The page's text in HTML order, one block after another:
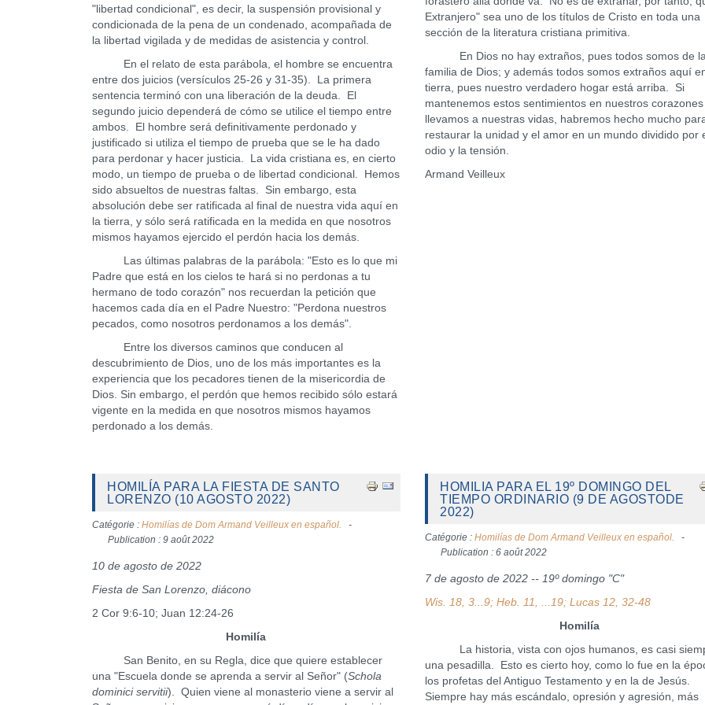
"libertad condicional", es decir, la suspensión provisional y
condicionada de la pena de un condenado, acompañada de
la libertad vigilada y de medidas de asistencia y control.
En el relato de esta parábola, el hombre se encuentra
entre dos juicios (versículos 25-26 y 31-35). La primera
sentencia terminó con una liberación de la deuda. El
segundo juicio dependerá de cómo se utilice el tiempo entre
ambos. El hombre será definitivamente perdonado y
justificado si utiliza el tiempo de prueba que se le ha dado
para perdonar y hacer justicia. La vida cristiana es, en cierto
modo, un tiempo de prueba o de libertad condicional. Hemos
sido absueltos de nuestras faltas. Sin embargo, esta
absolución debe ser ratificada al final de nuestra vida aquí en
la tierra, y sólo será ratificada en la medida en que nosotros
mismos hayamos ejercido el perdón hacia los demás.
Las últimas palabras de la parábola: "Esto es lo que mi
Padre que está en los cielos te hará si no perdonas a tu
hermano de todo corazón" nos recuerdan la petición que
hacemos cada día en el Padre Nuestro: "Perdona nuestros
pecados, como nosotros perdonamos a los demás".
Entre los diversos caminos que conducen al
descubrimiento de Dios, uno de los más importantes es la
experiencia que los pecadores tienen de la misericordia de
Dios. Sin embargo, el perdón que hemos recibido sólo estará
vigente en la medida en que nosotros mismos hayamos
perdonado a los demás.
Extranjero" sea uno de los títulos de Cristo en toda una
sección de la literatura cristiana primitiva.
En Dios no hay extraños, pues todos somos de
familia de Dios; y además todos somos extraños aquí
tierra, pues nuestro verdadero hogar está arriba. Si
mantenemos estos sentimientos en nuestros
llevamos a nuestras vidas, habremos hecho mucho
restaurar la unidad y el amor en un mundo dividido por
odio y la tensión.
Armand Veilleux
HOMILÍA PARA LA FIESTA DE SANTO
LORENZO (10 AGOSTO 2022)
Catégorie : Homilías de Dom Armand Veilleux en español.
Publication : 9 août 2022
10 de agosto de 2022
Fiesta de San Lorenzo, diácono
2 Cor 9:6-10; Juan 12:24-26
Homilía
San Benito, en su Regla, dice que quiere establecer
una "Escuela donde se aprenda a servir al Señor" (Schola
dominici servitii). Quien viene al monasterio viene a servir al
HOMILIA PARA EL 19º DOMINGO DEL
TIEMPO ORDINARIO (9 DE AGOSTODE
2022)
Catégorie :Homilías de Dom Armand Veilleux en español.
Publication : 6 août 2022
7 de agosto de 2022 -- 19º domingo "C"
Wis. 18, 3...9; Heb. 11, ...19; Lucas 12, 32-48
Homilía
La historia, vista con ojos humanos, es casi
una pesadilla. Esto es cierto hoy, como lo fue en la
los profetas del Antiguo Testamento y en la de Jesús.
Siempre hay más escándalo, opresión y agresión, más